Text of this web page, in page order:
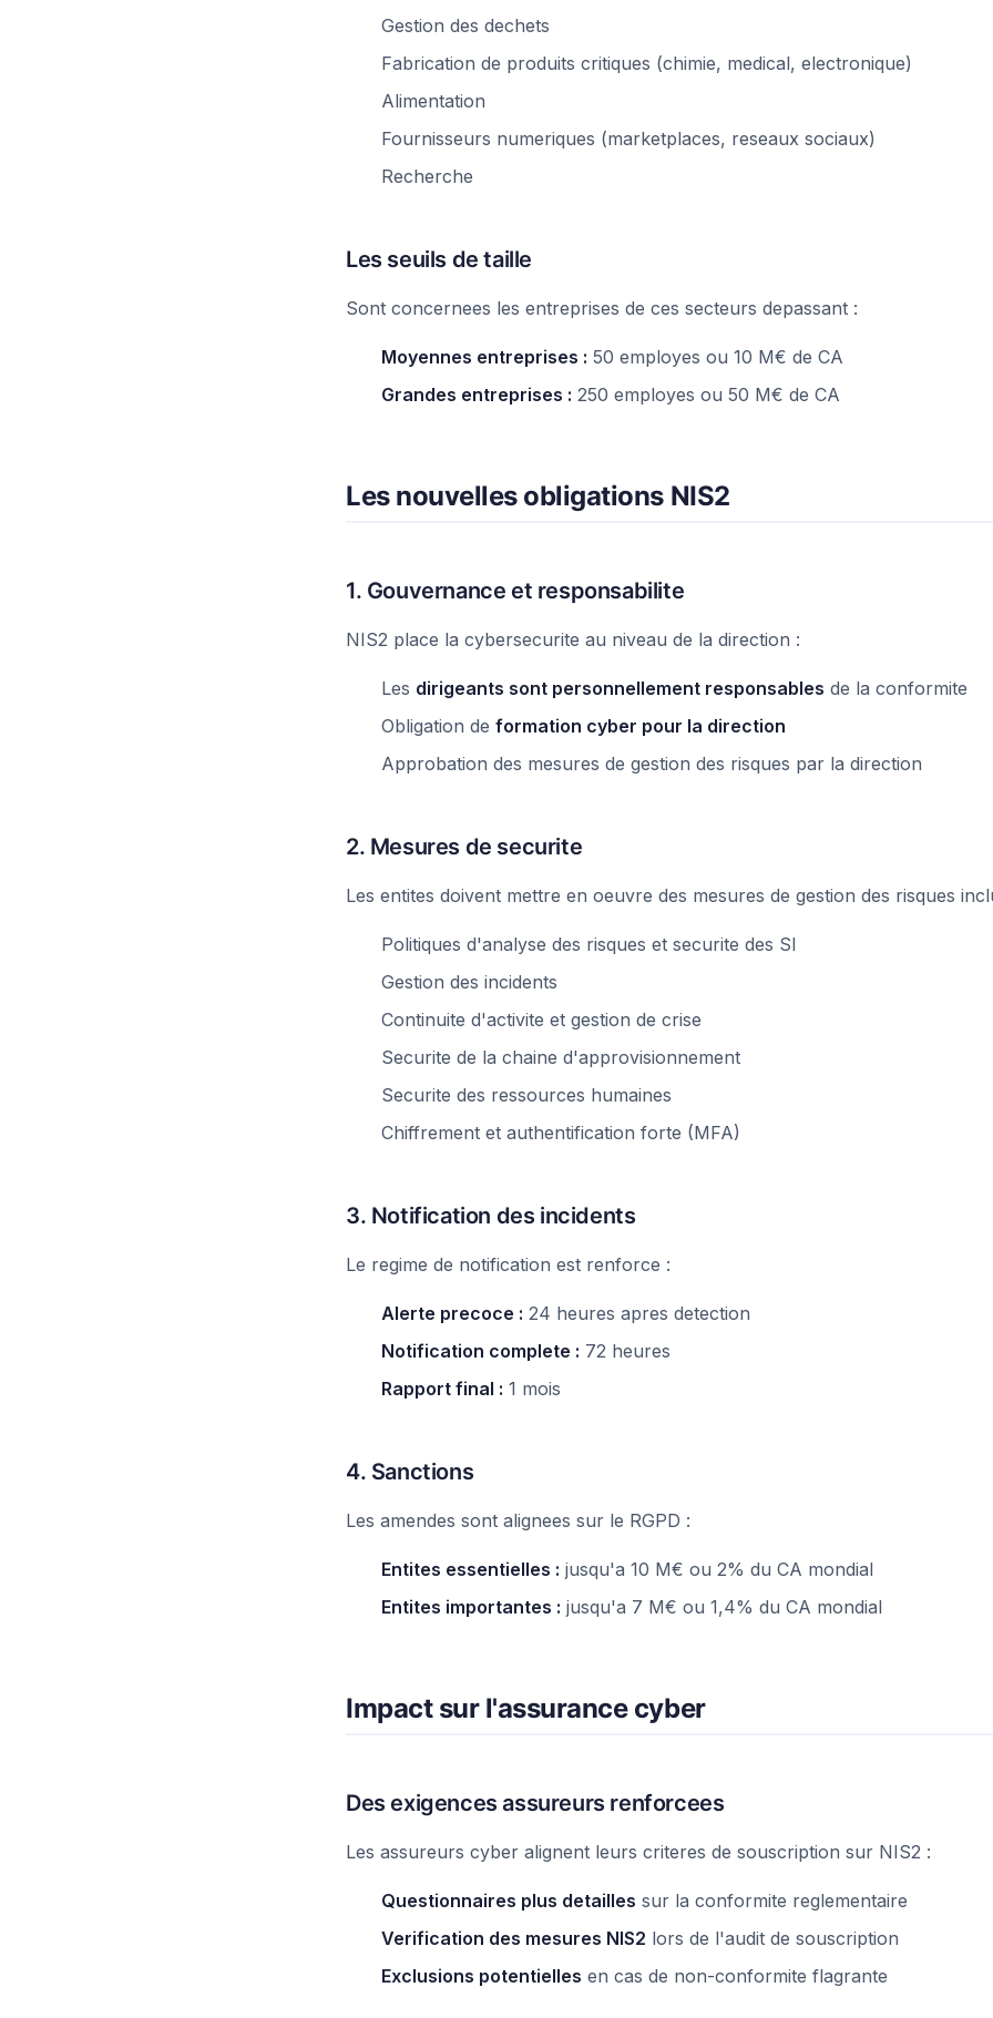
Gestion des dechets
Fabrication de produits critiques (chimie, medical, electronique)
Alimentation
Fournisseurs numeriques (marketplaces, reseaux sociaux)
Recherche
Les seuils de taille
Sont concernees les entreprises de ces secteurs depassant :
Moyennes entreprises : 50 employes ou 10 M€ de CA
Grandes entreprises : 250 employes ou 50 M€ de CA
Les nouvelles obligations NIS2
1. Gouvernance et responsabilite
NIS2 place la cybersecurite au niveau de la direction :
Les dirigeants sont personnellement responsables de la conformite
Obligation de formation cyber pour la direction
Approbation des mesures de gestion des risques par la direction
2. Mesures de securite
Les entites doivent mettre en oeuvre des mesures de gestion des risques
Politiques d'analyse des risques et securite des SI
Gestion des incidents
Continuite d'activite et gestion de crise
Securite de la chaine d'approvisionnement
Securite des ressources humaines
Chiffrement et authentification forte (MFA)
3. Notification des incidents
Le regime de notification est renforce :
Alerte precoce : 24 heures apres detection
Notification complete : 72 heures
Rapport final : 1 mois
4. Sanctions
Les amendes sont alignees sur le RGPD :
Entites essentielles : jusqu'a 10 M€ ou 2% du CA mondial
Entites importantes : jusqu'a 7 M€ ou 1,4% du CA mondial
Impact sur l'assurance cyber
Des exigences assureurs renforcees
Les assureurs cyber alignent leurs criteres de souscription sur NIS2 :
Questionnaires plus detailles sur la conformite reglementaire
Verification des mesures NIS2 lors de l'audit de souscription
Exclusions potentielles en cas de non-conformite flagrante